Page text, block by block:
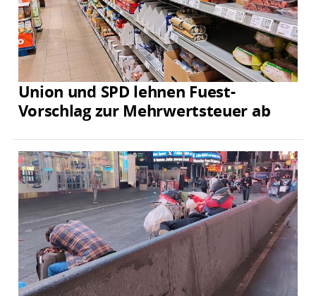
Union und SPD lehnen Fuest-
Vorschlag zur Mehrwertsteuer ab